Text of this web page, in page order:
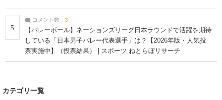
5
コメント数： 3
【バレーボール】ネーションズリーグ日本ラウンドで活躍を期待
している「日本男子バレー代表選手」は？【2026年版・人気投
票実施中】（投票結果） | スポーツ ねとらぼリサーチ
カテゴリ一覧